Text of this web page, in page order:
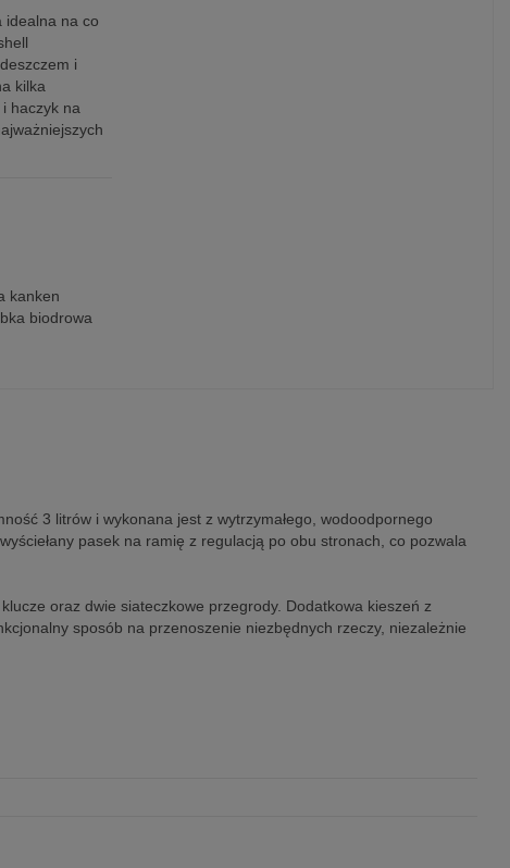
idealna na co
i
kilka
haczyk na
kanken
biodrowa
3 litrów i wykonana jest z wytrzymałego, wodoodpornego
pasek na ramię z regulacją po obu stronach, co pozwala
oraz dwie siateczkowe przegrody. Dodatkowa kieszeń z
sposób na przenoszenie niezbędnych rzeczy, niezależnie